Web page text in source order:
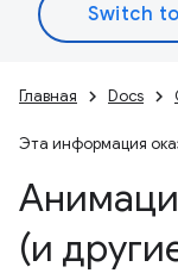
Главная Docs
Эта информация
(и